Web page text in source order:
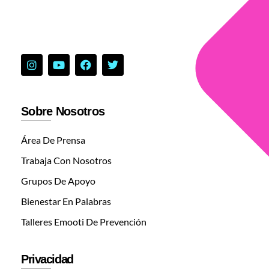
Sobre Nosotros
Área De Prensa
Trabaja Con Nosotros
Grupos De Apoyo
Bienestar En Palabras
Talleres Emooti De Prevención
Privacidad